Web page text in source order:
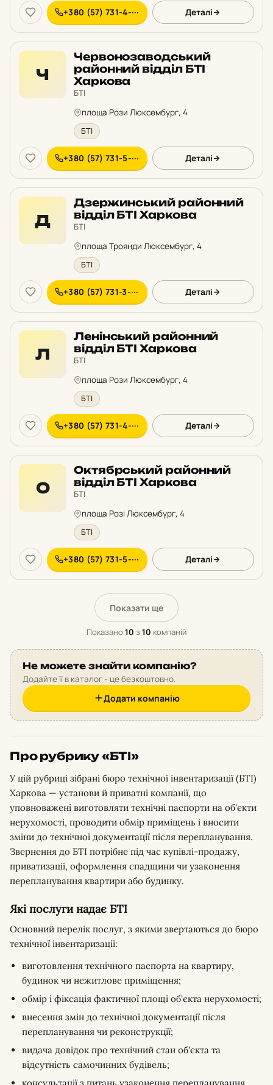
+380 (57) 731-4-··· Деталі
Ч
Червонозаводський
районний відділ БТІ
Харкова
БТІ
площа Рози Люксембург, 4
БТІ
+380 (57) 731-5-··· Деталі
Д
Дзержинський районний
відділ БТІ Харкова
БТІ
площа Троянди Люксембург, 4
БТІ
+380 (57) 731-3-··· Деталі
Л
Ленінський районний
відділ БТІ Харкова
БТІ
площа Рози Люксембург, 4
БТІ
+380 (57) 731-4-··· Деталі
О
Октябрський районний
відділ БТІ Харкова
БТІ
площа Розі Люксембург, 4
БТІ
+380 (57) 731-5-··· Деталі
Показати ще
Показано 10 з 10 компаній
Не можете знайти компанію?
Додайте її в каталог - це безкоштовно.
Додати компанію
Про рубрику «БТІ»
У цій рубриці зібрані бюро технічної інвентаризації (БТІ)
Харкова — установи й приватні компанії, що
уповноважені виготовляти технічні паспорти на об'єкти
нерухомості, проводити обмір приміщень і вносити
зміни до технічної документації після перепланування.
Звернення до БТІ потрібне під час купівлі-продажу,
приватизації, оформлення спадщини чи узаконення
перепланування квартири або будинку.
Які послуги надає БТІ
Основний перелік послуг, з якими звертаються до бюро
технічної інвентаризації:
виготовлення технічного паспорта на квартиру,
будинок чи нежитлове приміщення;
обмір і фіксація фактичної площі об'єкта нерухомості;
внесення змін до технічної документації після
перепланування чи реконструкції;
видача довідок про технічний стан об'єкта та
відсутність самочинних будівель;